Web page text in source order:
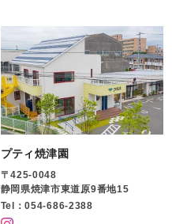
プティ焼津園
〒425-0048
静岡県焼津市東道原9番地15
Tel：054-686-2388